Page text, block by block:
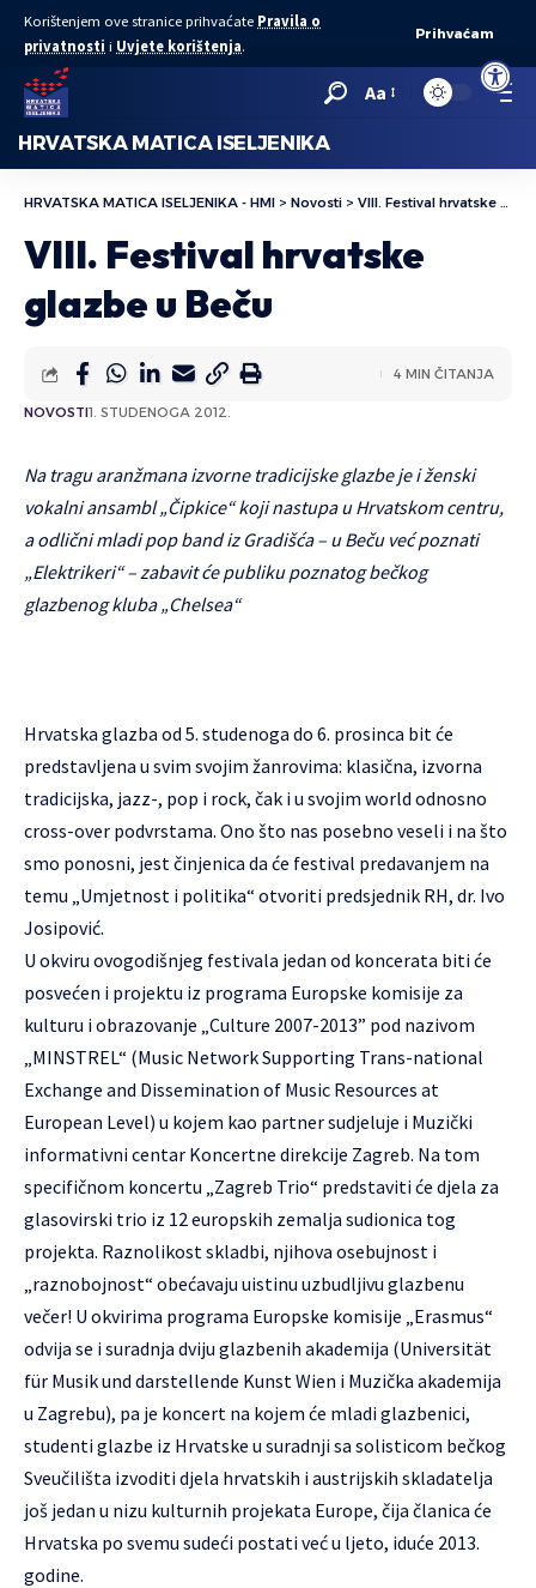
Open
Korištenjem ove stranice prihvaćate Pravila o
privatnosti i Uvjete korištenja.
Prihvaćam
Aa
HRVATSKA MATICA ISELJENIKA
HRVATSKA MATICA ISELJENIKA - HMI > Novosti > VIII. Festival hrvatske glazbe u Beču
VIII. Festival hrvatske
glazbe u Beču
NOVOSTI1. STUDENOGA 2012.
4 MIN ČITANJA
Na tragu aranžmana izvorne tradicijske glazbe je i ženski
vokalni ansambl „Čipkice“ koji nastupa u Hrvatskom centru,
a odlični mladi pop band iz Gradišća – u Beču već poznati
„Elektrikeri“ – zabavit će publiku poznatog bečkog
glazbenog kluba „Chelsea“
Hrvatska glazba od 5. studenoga do 6. prosinca bit će
predstavljena u svim svojim žanrovima: klasična, izvorna
tradicijska, jazz-, pop i rock, čak i u svojim world odnosno
cross-over podvrstama. Ono što nas posebno veseli i na što
smo ponosni, jest činjenica da će festival predavanjem na
temu „Umjetnost i politika“ otvoriti predsjednik RH, dr. Ivo
Josipović.
U okviru ovogodišnjeg festivala jedan od koncerata biti će
posvećen i projektu iz programa Europske komisije za
kulturu i obrazovanje „Culture 2007-2013” pod nazivom
„MINSTREL“ (Music Network Supporting Trans-national
Exchange and Dissemination of Music Resources at
European Level) u kojem kao partner sudjeluje i Muzički
informativni centar Koncertne direkcije Zagreb. Na tom
specifičnom koncertu „Zagreb Trio“ predstaviti će djela za
glasovirski trio iz 12 europskih zemalja sudionica tog
projekta. Raznolikost skladbi, njihova osebujnost i
„raznobojnost“ obećavaju uistinu uzbudljivu glazbenu
večer! U okvirima programa Europske komisije „Erasmus“
odvija se i suradnja dviju glazbenih akademija (Universität
für Musik und darstellende Kunst Wien i Muzička akademija
u Zagrebu), pa je koncert na kojem će mladi glazbenici,
studenti glazbe iz Hrvatske u suradnji sa solisticom bečkog
Sveučilišta izvoditi djela hrvatskih i austrijskih skladatelja
još jedan u nizu kulturnih projekata Europe, čija članica će
Hrvatska po svemu sudeći postati već u ljeto, iduće 2013.
godine.